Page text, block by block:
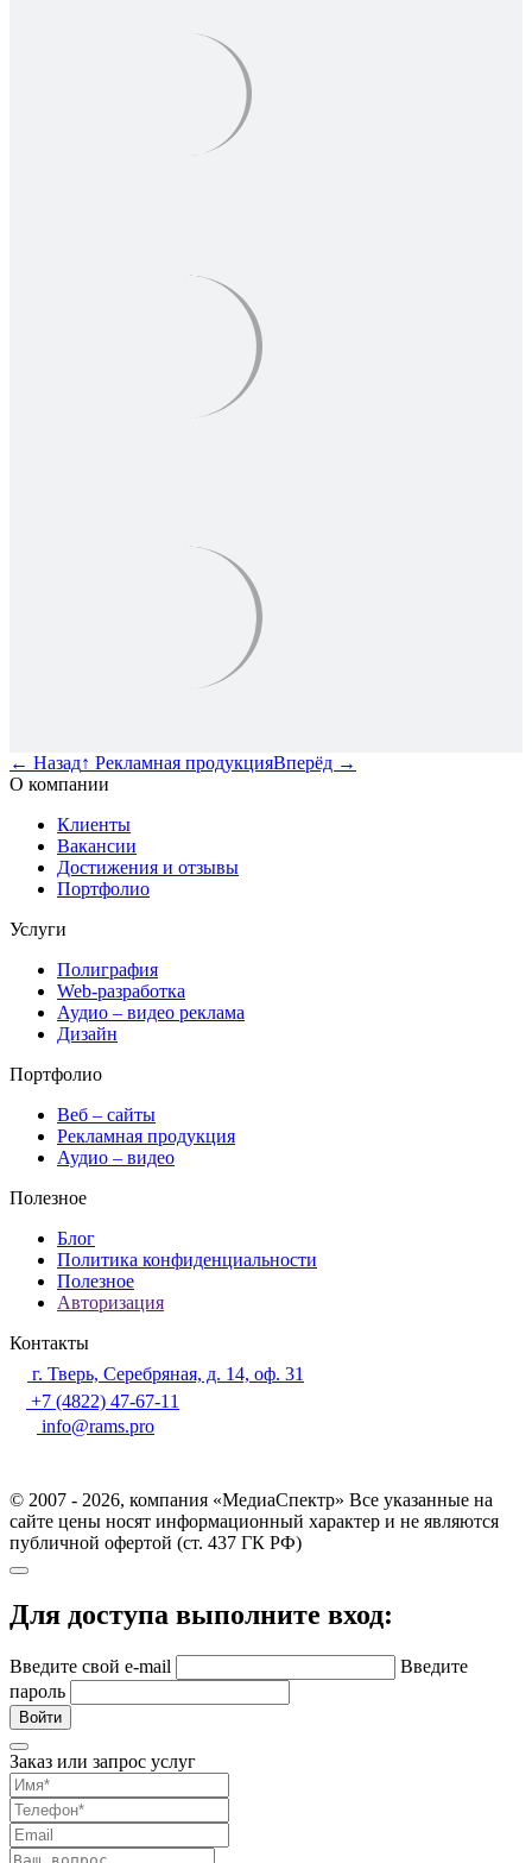
← Назад↑ Рекламная продукцияВперёд →
О компании
Клиенты
Вакансии
Достижения и отзывы
Портфолио
Услуги
Полиграфия
Web-разработка
Аудио – видео реклама
Дизайн
Портфолио
Веб – сайты
Рекламная продукция
Аудио – видео
Полезное
Блог
Политика конфиденциальности
Полезное
Авторизация
Контакты
г. Тверь, Серебряная, д. 14, оф. 31
+7 (4822) 47-67-11
info@rams.pro
© 2007 - 2026, компания «МедиаСпектр» Все указанные на
сайте цены носят информационный характер и не являются
публичной офертой (ст. 437 ГК РФ)
Для доступа выполните вход:
Введите свой e-mail
Введите
пароль
Войти
Заказ или запрос услуг